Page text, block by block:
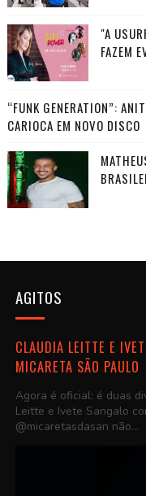
"A
FAZEM
“FUNK GENERATION”:
CARIOCA EM NOVO DISCO
AGITOS
CLAUDIA LEITTE E
MICARETA SÃO PAULO
Agora é oficial: é duas
Leitte e Ivete Sangalo
@micaretasdasan não...